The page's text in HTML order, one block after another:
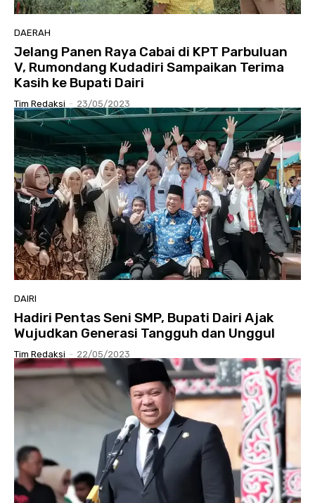
DAERAH
Jelang Panen Raya Cabai di KPT Parbuluan
V, Rumondang Kudadiri Sampaikan Terima
Kasih ke Bupati Dairi
Tim Redaksi - 23/05/2023
DAIRI
Hadiri Pentas Seni SMP, Bupati Dairi Ajak
Wujudkan Generasi Tangguh dan Unggul
Tim Redaksi - 22/05/2023